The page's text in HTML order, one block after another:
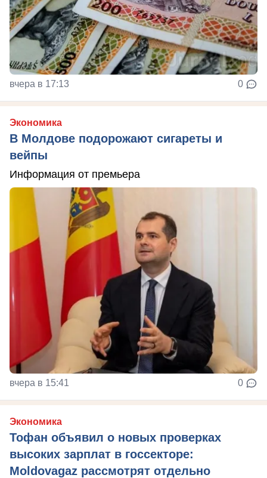
вчера в 17:13 0
Экономика
В Молдове подорожают сигареты и
вейпы
Информация от премьера
вчера в 15:41 0
Экономика
Тофан объявил о новых проверках
высоких зарплат в госсекторе:
Moldovagaz рассмотрят отдельно